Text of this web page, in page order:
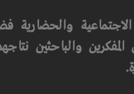
والحضارية
والباحثين نتاجهم